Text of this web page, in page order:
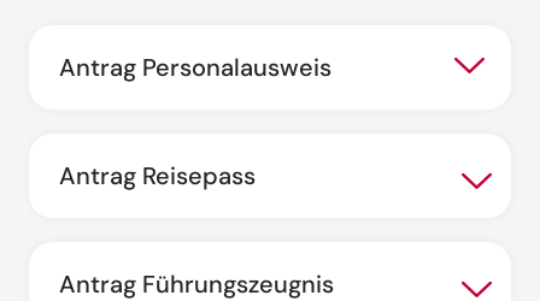
Antrag Personalausweis
Antrag Reisepass
Antrag Führungszeugnis